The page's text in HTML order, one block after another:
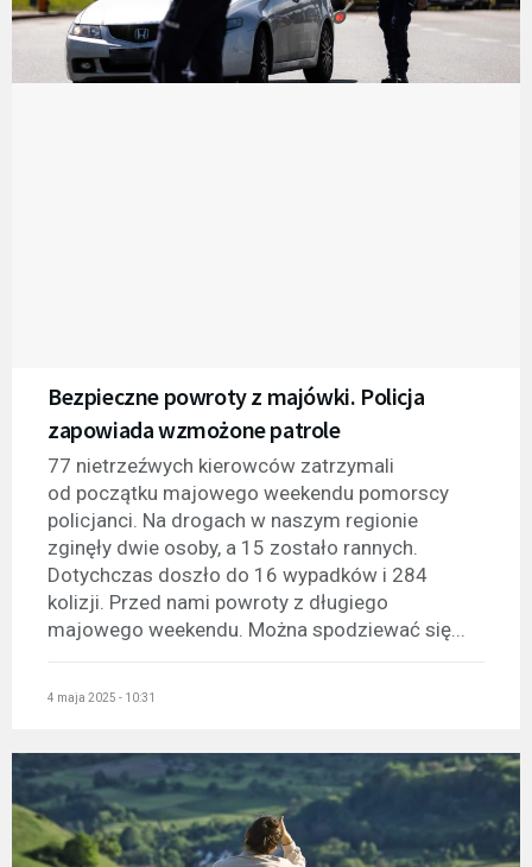
Bezpieczne powroty z majówki. Policja
zapowiada wzmożone patrole
77 nietrzeźwych kierowców zatrzymali
od początku majowego weekendu pomorscy
policjanci. Na drogach w naszym regionie
zginęły dwie osoby, a 15 zostało rannych.
Dotychczas doszło do 16 wypadków i 284
kolizji. Przed nami powroty z długiego
majowego weekendu. Można spodziewać się...
4 maja 2025 - 10:31